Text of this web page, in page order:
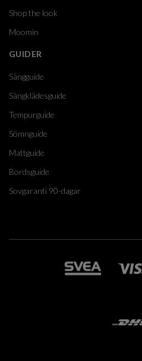
Shop the look
Moomin
GUIDER
Sängguide
Sängklädesguide
Tempurguide
Sömnguide
Mattguide
Bordsguide
Sovgaranti 90-dagar